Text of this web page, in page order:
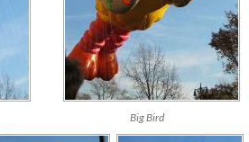
Big Bird